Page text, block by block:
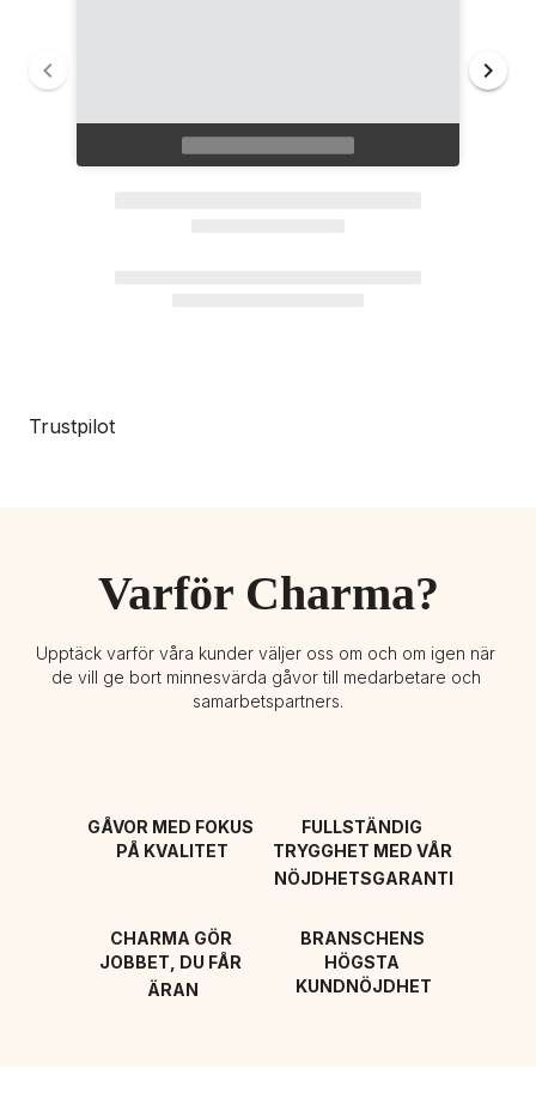
Trustpilot
Varför Charma?
Upptäck varför våra kunder väljer oss om och om igen när
de vill ge bort minnesvärda gåvor till medarbetare och
samarbetspartners.
GÅVOR MED FOKUS
PÅ KVALITET
FULLSTÄNDIG
TRYGGHET MED VÅR
NÖJDHETSGARANTI
CHARMA GÖR
JOBBET, DU FÅR
ÄRAN
BRANSCHENS
HÖGSTA
KUNDNÖJDHET